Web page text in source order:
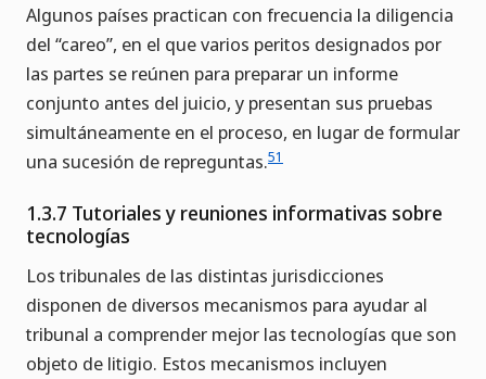
Algunos países practican con frecuencia la diligencia
del “careo”, en el que varios peritos designados por
las partes se reúnen para preparar un informe
conjunto antes del juicio, y presentan sus pruebas
simultáneamente en el proceso, en lugar de formular
una sucesión de repreguntas.51
1.3.7 Tutoriales y reuniones informativas sobre
tecnologías
Los tribunales de las distintas jurisdicciones
disponen de diversos mecanismos para ayudar al
tribunal a comprender mejor las tecnologías que son
objeto de litigio. Estos mecanismos incluyen